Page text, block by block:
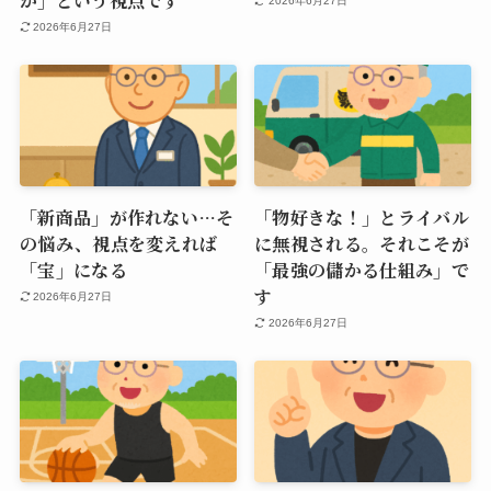
2026年6月27日
「新商品」が作れない…そ
の悩み、視点を変えれば
「宝」になる
2026年6月27日
「物好きな！」とライバル
に無視される。それこそが
「最強の儲かる仕組み」で
す
2026年6月27日